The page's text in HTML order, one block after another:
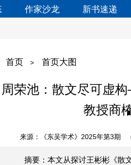
作家沙龙 新书速递
首页 > 首页大图
周荣池：散文尽可虚
教授商
来源：《东吴学术》2025年第3期
摘要： 本文从探讨王彬彬《散